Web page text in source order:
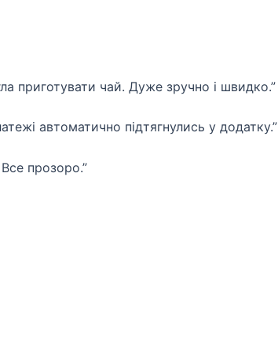
приготувати чай. Дуже зручно і швидко.”
автоматично підтягнулись у додатку.”
прозоро.”